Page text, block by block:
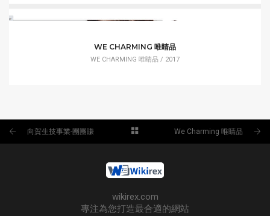
WE CHARMING 唯睛品
WE CHARMING 唯睛品 / 2017
向賀生技事業-團團賺 We Charming 唯睛品
wikirex.com
專注為您打造最合適的網站